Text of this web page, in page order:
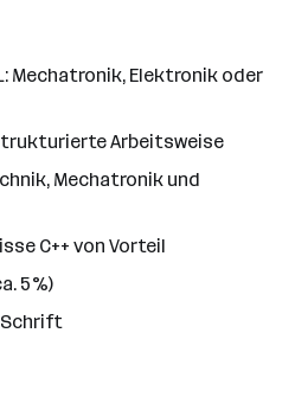
Mechatronik, Elektronik oder
Arbeitsweise
Mechatronik und
C++ von Vorteil
5%)
Schrift